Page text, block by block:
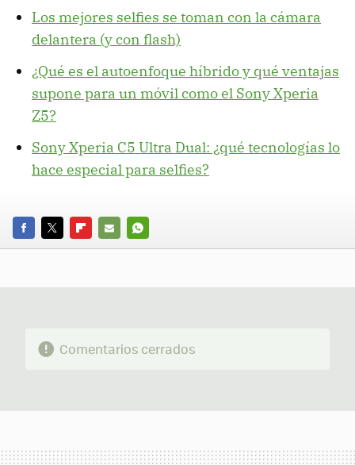
Los mejores selfies se toman con la cámara
delantera (y con flash)
¿Qué es el autoenfoque híbrido y qué ventajas
supone para un móvil como el Sony Xperia
Z5?
Sony Xperia C5 Ultra Dual: ¿qué tecnologías lo
hace especial para selfies?
FACEBOOK
TWITTERFLIPBOARD
E-
WHATSAPP
Comentarios cerrados